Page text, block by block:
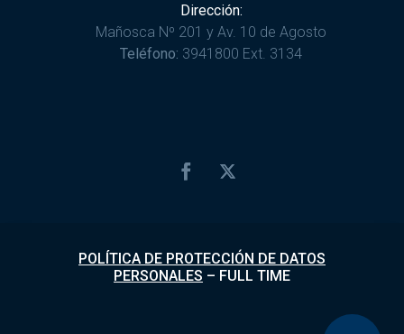
Dirección:
Mañosca Nº 201 y Av. 10 de Agosto
Teléfono: 3941800 Ext. 3134
POLÍTICA DE PROTECCIÓN DE DATOS
PERSONALES – FULL TIME